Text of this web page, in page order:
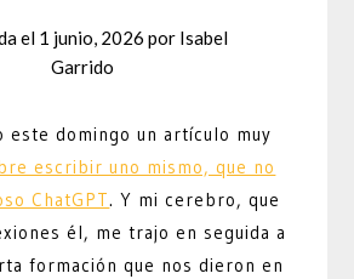
el 1 junio, 2026 por Isabel
Garrido
este domingo un artículo muy
escribir uno mismo, que no
ChatGPT. Y mi cerebro, que
él, me trajo en seguida a
formación que nos dieron en